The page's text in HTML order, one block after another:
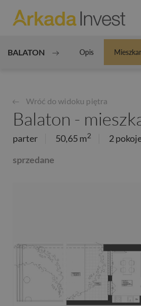
BALATON Opis
Wróć do widoku piętra
Balaton -
parter 50,65 m2
2
sprzedane